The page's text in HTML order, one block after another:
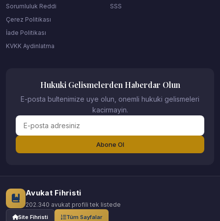
Sorumluluk Reddi
Çerez Politikası
İade Politikası
KVKK Aydinlatma
SSS
Hukuki Gelismelerden Haberdar Olun
E-posta bultenimize uye olun, onemli hukuki gelismeleri
kacirmayin.
Abone Ol
Avukat Fihristi
202.340 avukat profili tek listede
Site Fihristi Tüm Sayfalar